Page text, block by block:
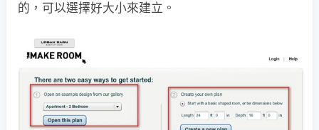
的，可以選擇好大小來建立。